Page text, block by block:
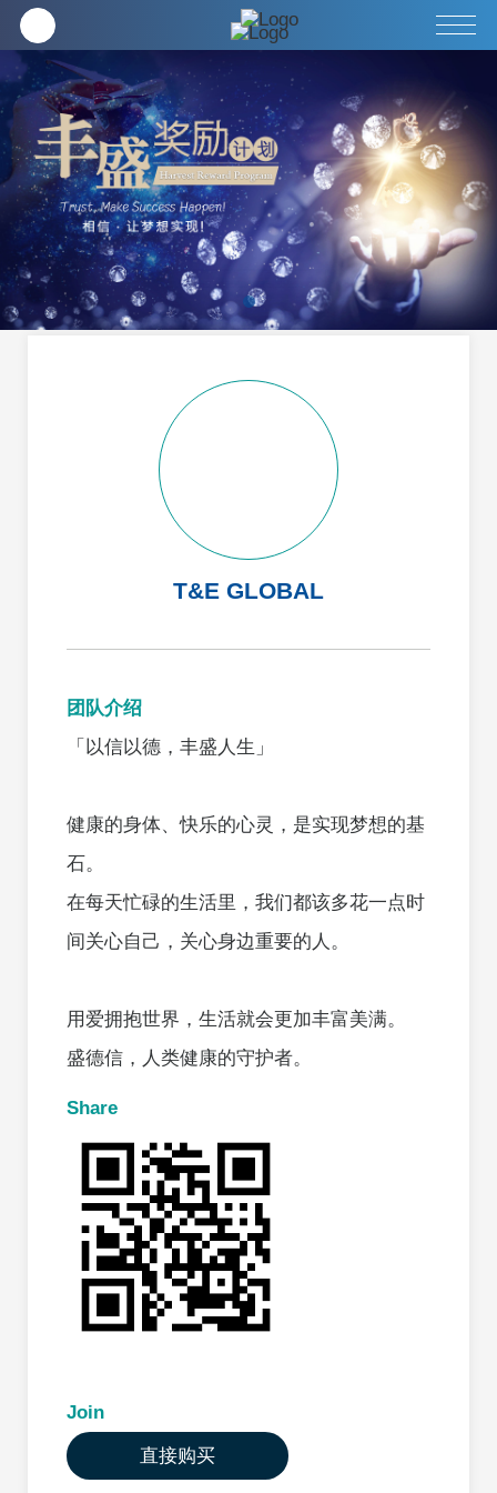
企业 全方位健康养生 客服中心
T&E GLOBAL
团队介绍
「以信以德，丰盛人生」
健康的身体、快乐的心灵，是实现梦想的基
石。
在每天忙碌的生活里，我们都该多花一点时
间关心自己，关心身边重要的人。
用爱拥抱世界，生活就会更加丰富美满。
盛德信，人类健康的守护者。
Share
Join
直接购买